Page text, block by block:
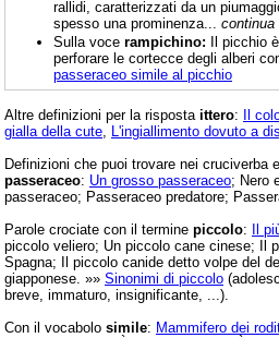
rallidi, caratterizzati da un
spesso una prominenza... continua
Sulla voce rampichino: Il picchio
perforare le cortecce degli alberi
passeraceo simile al picchio
Altre definizioni per la risposta ittero: Il
gialla della cute L'ingiallimento dovuto a
Definizioni che puoi trovare nei cruciverba
passeraceo: Un grosso passeraceo; Nero
passeraceo; Passeraceo predatore;
Parole crociate con il termine piccolo: Il
piccolo veliero; Un piccolo cane cinese; Il
Spagna; Il piccolo canide detto volpe del
giapponese. »» Sinonimi di piccolo
breve, immaturo, insignificante, ...).
Con il vocabolo simile: Mammifero dei